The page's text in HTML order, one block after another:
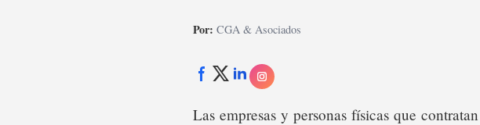
Por: CGA & Asociados
Las empresas y personas físicas que